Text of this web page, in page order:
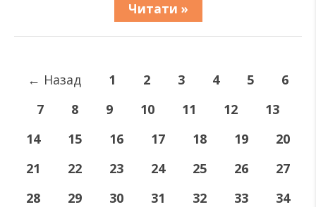
Читати »
← Назад 1 2 3 4 5
6
7
8 9 10 11 12
13
14
15 16 17 18 19
20
21
22 23 24 25 26
27
28
29 30 31 32 33
34